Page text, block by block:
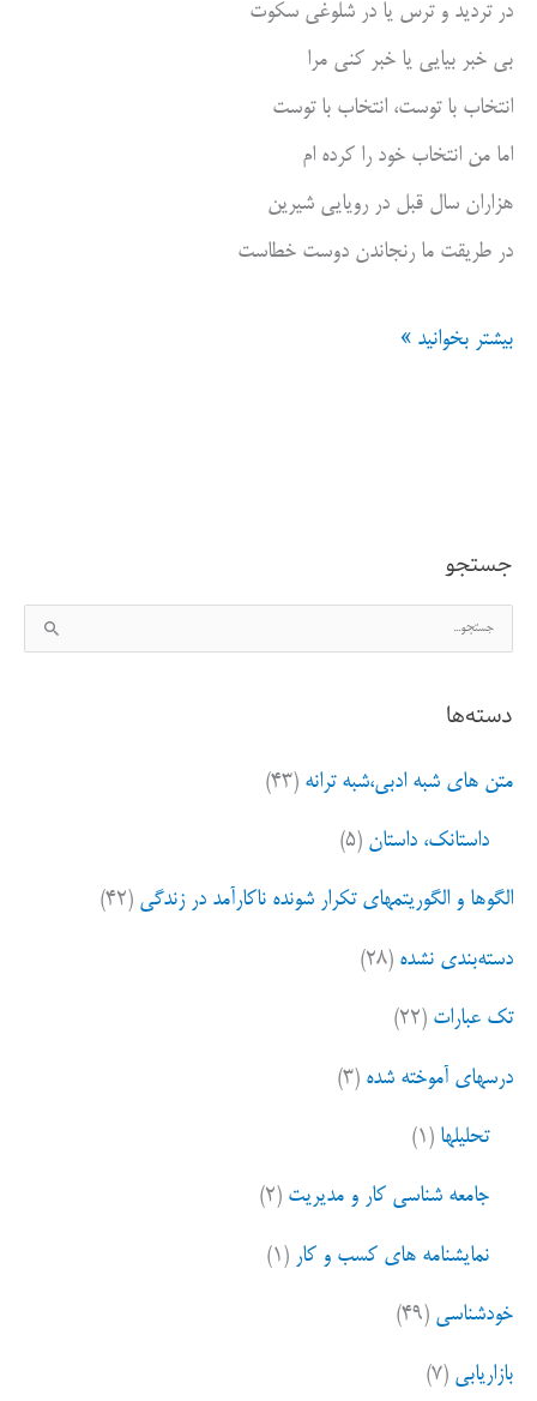
در تردید و ترس یا در شلوغی سکوت
بی خبر بیایی یا خبر کنی مرا
انتخاب با توست، انتخاب با توست
اما من انتخاب خود را کرده ام
هزاران سال قبل در رویایی شیرین
در طریقت ما رنجاندن دوست خطاست
با
بیشتر بخوانید »
جستجو
س
ج
ب
دسته‌ها
متن های شبه ادبی،شبه ترانه (۴۳)
داستانک، داستان (۵)
الگوها و الگوریتمهای تکرار شونده ناکارآمد در زندگی (۴۲)
دسته‌بندی نشده (۲۸)
تک عبارات (۲۲)
درسهای آموخته شده (۳)
تحلیلها (۱)
جامعه شناسی کار و مدیریت (۲)
نمایشنامه های کسب و کار (۱)
خودشناسی (۴۹)
بازاریابی (۷)